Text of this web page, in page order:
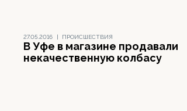
27.05.2016 | ПРОИСШЕСТВИЯ
В Уфе в магазине продавали
некачественную колбасу